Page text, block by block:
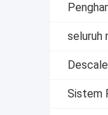
seluruh
Sistem